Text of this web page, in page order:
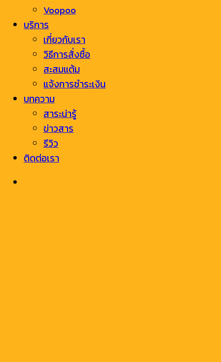
Voopoo
บริการ
เกี่ยวกับเรา
วิธีการสั่งซื้อ
สะสมแต้ม
แจ้งการชำระเงิน
บทความ
สาระน่ารู้
ข่าวสาร
รีวิว
ติดต่อเรา